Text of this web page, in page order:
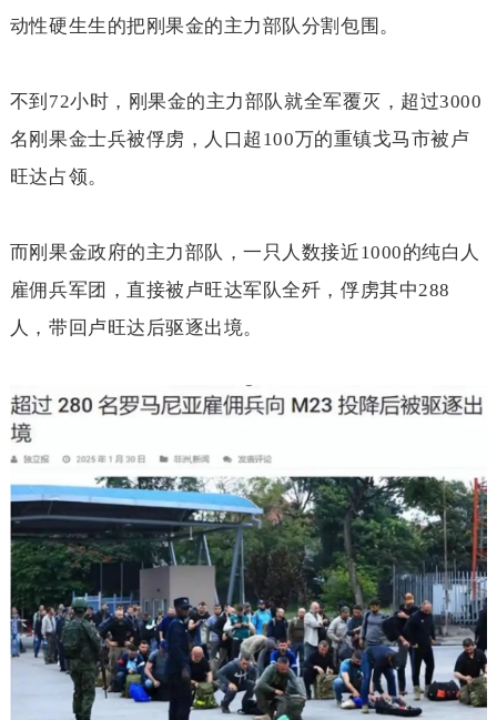
动性硬生生的把刚果金的主力部队分割包围。
不到 72小时，刚果金的主力部队就全军覆灭，超过3000
名刚果金士兵被俘虏，人口超 100万的重镇戈马市被卢
旺达占领。
而刚果金政府的主力部队，一只人数接近1000的纯白人
雇佣兵军团，直接被卢旺达军队全歼，俘虏其中288
人，带回卢旺达后驱逐出境。